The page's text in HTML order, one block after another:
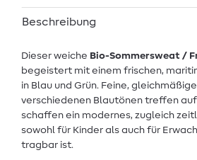
Beschreibung
Dieser weiche Bio-Sommersweat /
begeistert mit einem frischen,
in Blau und Grün. Feine,
verschiedenen Blautönen treffen auf
schaffen ein modernes, zugleich
sowohl für Kinder als auch für
tragbar ist.